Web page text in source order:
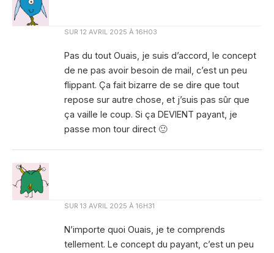
SUR 12 AVRIL 2025 À 16H03
Pas du tout Ouais, je suis d’accord, le concept
de ne pas avoir besoin de mail, c’est un peu
flippant. Ça fait bizarre de se dire que tout
repose sur autre chose, et j’suis pas sûr que
ça vaille le coup. Si ça DEVIENT payant, je
passe mon tour direct 🙂
SUR 13 AVRIL 2025 À 16H31
N’importe quoi Ouais, je te comprends
tellement. Le concept du payant, c’est un peu